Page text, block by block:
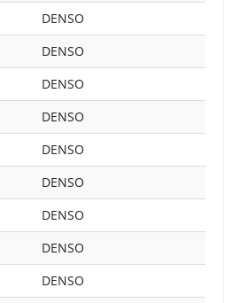
DENSO
DENSO
DENSO
DENSO
DENSO
DENSO
DENSO
DENSO
DENSO